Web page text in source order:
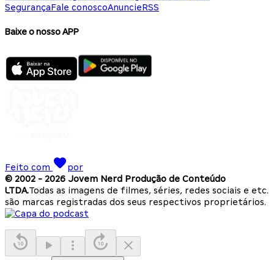
SegurançaFale conoscoAnuncieRSS
Baixe o nosso APP
Feito com
por
© 2002 - 2026 Jovem Nerd Produção de Conteúdo
LTDA.Todas as imagens de filmes, séries, redes sociais e etc.
são marcas registradas dos seus respectivos proprietários.